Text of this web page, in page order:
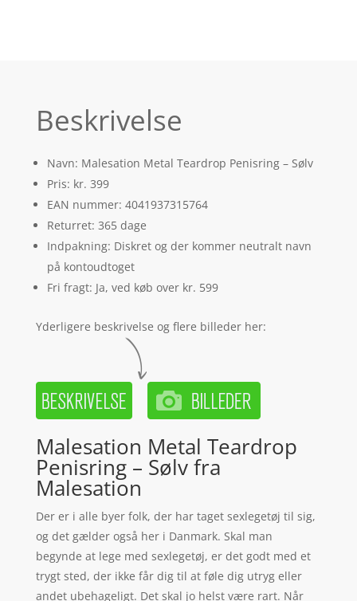
Beskrivelse
Navn: Malesation Metal Teardrop Penisring – Sølv
Pris: kr. 399
EAN nummer: 4041937315764
Returret: 365 dage
Indpakning: Diskret og der kommer neutralt navn
på kontoudtoget
Fri fragt: Ja, ved køb over kr. 599
Yderligere beskrivelse og flere billeder her:
Malesation Metal Teardrop
Penisring – Sølv fra
Malesation
Der er i alle byer folk, der har taget sexlegetøj til sig,
og det gælder også her i Danmark. Skal man
begynde at lege med sexlegetøj, er det godt med et
trygt sted, der ikke får dig til at føle dig utryg eller
andet ubehageligt. Det skal jo helst være rart. Når